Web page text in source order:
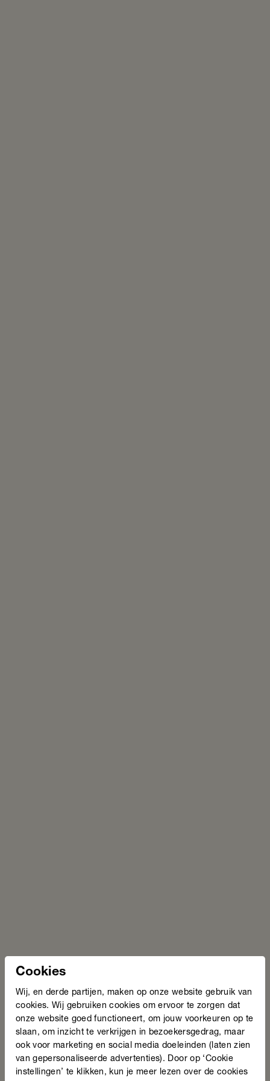
Cookies
Wij, en derde partijen, maken op onze website gebruik van
cookies. Wij gebruiken cookies om ervoor te zorgen dat
onze website goed functioneert, om jouw voorkeuren op te
slaan, om inzicht te verkrijgen in bezoekersgedrag, maar
ook voor marketing en social media doeleinden (laten zien
van gepersonaliseerde advertenties). Door op ‘Cookie
instellingen’ te klikken, kun je meer lezen over de cookies